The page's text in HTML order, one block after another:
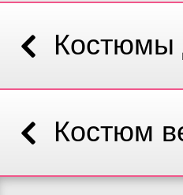
Костюмы
Костюм